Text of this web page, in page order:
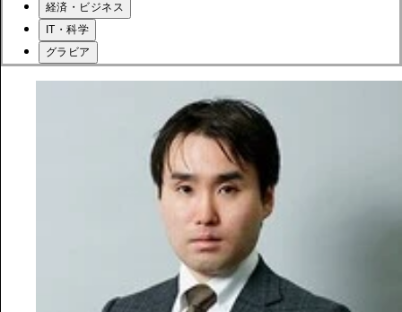
経済・ビジネス
IT・科学
グラビア